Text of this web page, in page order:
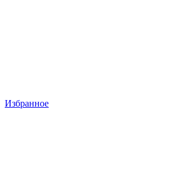
Избранное